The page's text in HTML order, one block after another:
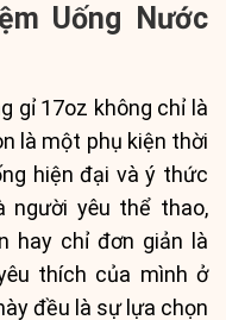
Uống Nước
gỉ 17oz không chỉ là
là một phụ kiện thời
hiện đại và ý thức
người yêu thể thao,
hay chỉ đơn giản là
thích của mình ở
đều là sự lựa chọn